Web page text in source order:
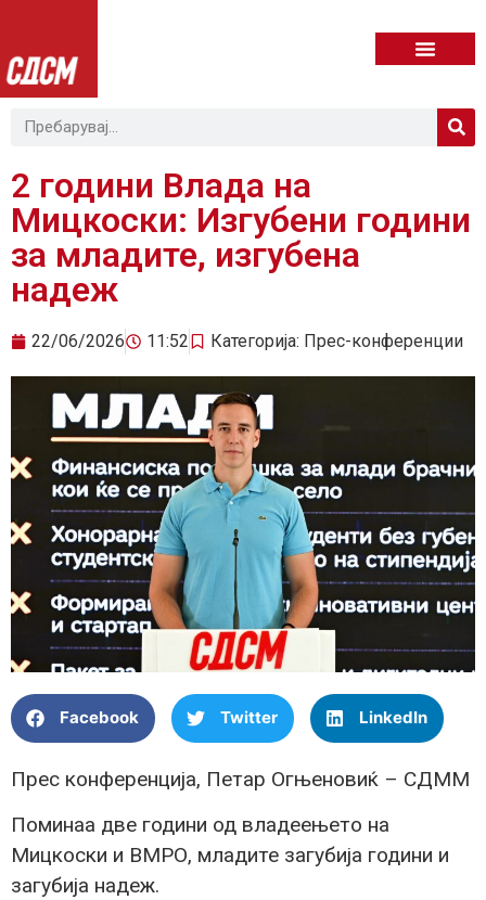
2 години Влада на
Мицкоски: Изгубени години
за младите, изгубена
надеж
22/06/2026 11:52 Категорија: Прес-конференции
Facebook Twitter LinkedIn
Прес конференција, Петар Огњеновиќ – СДММ
Поминаа две години од владеењето на
Мицкоски и ВМРО, младите загубија години и
загубија надеж.